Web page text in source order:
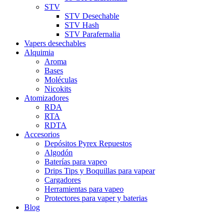
STV
STV Desechable
STV Hash
STV Parafernalia
Vapers desechables
Alquimia
Aroma
Bases
Moléculas
Nicokits
Atomizadores
RDA
RTA
RDTA
Accesorios
Depósitos Pyrex Repuestos
Algodón
Baterías para vapeo
Drips Tips y Boquillas para vapear
Cargadores
Herramientas para vapeo
Protectores para vaper y baterias
Blog